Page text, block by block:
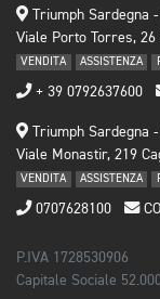
Triumph Sardegna
Viale Porto Torres, 26
VENDITA ASSISTENZA
+ 39 0792637600
Triumph Sardegna
Viale Monastir, 219
VENDITA ASSISTENZA
0707628100
P.IVA 1728530906
Capitale Sociale